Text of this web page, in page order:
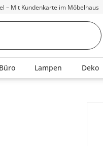
– Mit Kundenkarte im Möbelhaus
Büro Lampen Deko